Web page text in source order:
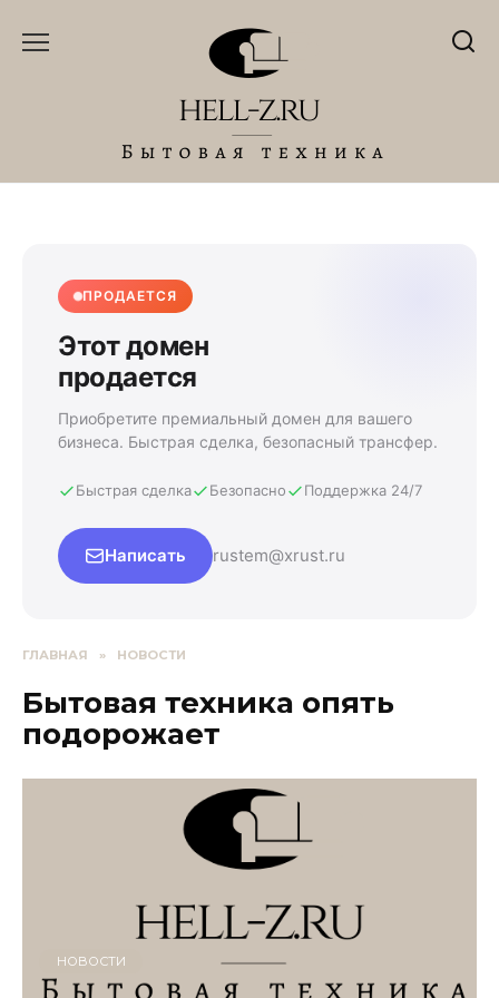
ПРОДАЕТСЯ
Этот домен
продается
Приобретите премиальный домен для вашего
бизнеса. Быстрая сделка, безопасный трансфер.
Быстрая сделка Безопасно Поддержка 24/7
Написать rustem@xrust.ru
ГЛАВНАЯ » НОВОСТИ
Бытовая техника опять
подорожает
НОВОСТИ